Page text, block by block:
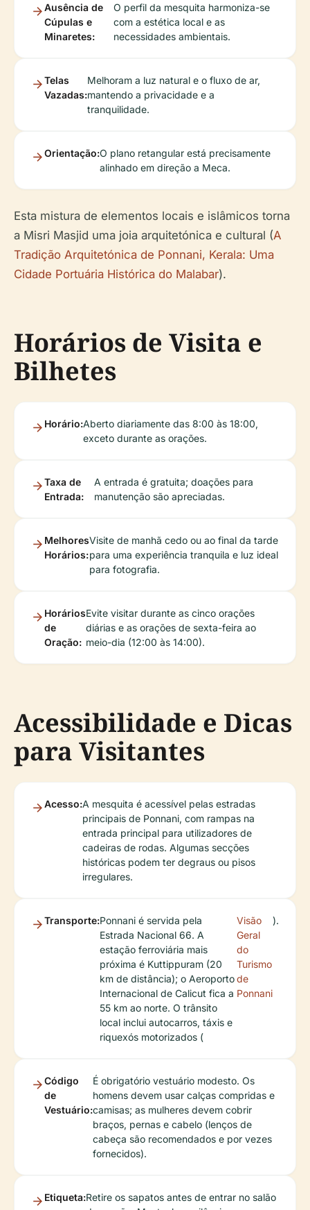
Ausência de
Cúpulas e
Minaretes:
O perfil da mesquita harmoniza-se
com a estética local e as
necessidades ambientais.
Telas
Vazadas:
Melhoram a luz natural e o fluxo de ar,
mantendo a privacidade e a
tranquilidade.
Orientação:O plano retangular está precisamente
alinhado em direção a Meca.
Esta mistura de elementos locais e islâmicos torna
a Misri Masjid uma joia arquitetónica e cultural (A
Tradição Arquitetónica de Ponnani, Kerala: Uma
Cidade Portuária Histórica do Malabar).
Horários de Visita e
Bilhetes
Horário:Aberto diariamente das 8:00 às 18:00,
exceto durante as orações.
Taxa de
Entrada:
A entrada é gratuita; doações para
manutenção são apreciadas.
Melhores
Horários:
Visite de manhã cedo ou ao final da tarde
para uma experiência tranquila e luz ideal
para fotografia.
Horários
de
Oração:
Evite visitar durante as cinco orações
diárias e as orações de sexta-feira ao
meio-dia (12:00 às 14:00).
Acessibilidade e Dicas
para Visitantes
Acesso:A mesquita é acessível pelas estradas
principais de Ponnani, com rampas na
entrada principal para utilizadores de
cadeiras de rodas. Algumas secções
históricas podem ter degraus ou pisos
irregulares.
Transporte:Ponnani é servida pela
Estrada Nacional 66. A
estação ferroviária mais
próxima é Kuttippuram (20
km de distância); o Aeroporto
Internacional de Calicut fica a
55 km ao norte. O trânsito
local inclui autocarros, táxis e
riquexós motorizados (
Visão
Geral
do
Turismo
de
Ponnani
).
Código
de
Vestuário:
É obrigatório vestuário modesto. Os
homens devem usar calças compridas e
camisas; as mulheres devem cobrir
braços, pernas e cabelo (lenços de
cabeça são recomendados e por vezes
fornecidos).
Etiqueta:Retire os sapatos antes de entrar no salão